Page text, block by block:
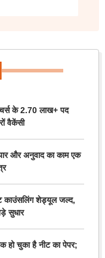
के 2.70 लाख+ पद
वैकेंसी
और अनुवाद का काम एक
शेड्यूल जल्द,
सुधार
हो चुका है नीट का पेपर;